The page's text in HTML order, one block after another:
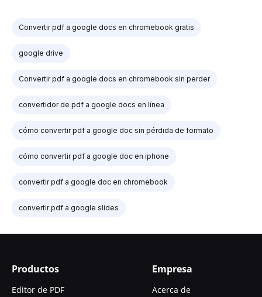
Convertir pdf a google docs en chromebook gratis
google drive
Convertir pdf a google docs en chromebook sin perder
convertidor de pdf a google docs en línea
cómo convertir pdf a google doc sin pérdida de formato
cómo convertir pdf a google doc en iphone
convertir pdf a google doc en chromebook
convertir pdf a google slides
Productos
Editor de PDF
Empresa
Acerca de